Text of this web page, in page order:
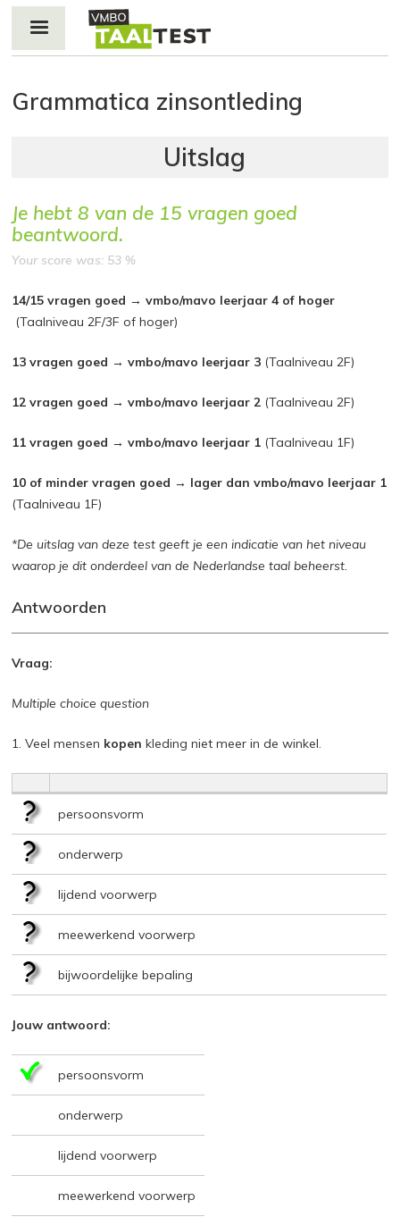
Grammatica zinsontleding
Je hebt8 van de 15 vragen goed
beantwoord.
Your score was: 53 %
14/15 vragen goed → vmbo/mavo leerjaar 4 of hoger
(Taalniveau 2F/3F of hoger)
13 vragen goed → vmbo/mavo leerjaar 3 (Taalniveau 2F)
12 vragen goed → vmbo/mavo leerjaar 2 (Taalniveau 2F)
11 vragen goed → vmbo/mavo leerjaar 1 (Taalniveau 1F)
10 of minder vragen goed → lager dan vmbo/mavo leerjaar 1
(Taalniveau 1F)
*De uitslag van deze test geeft je een indicatie van het niveau
waarop je dit onderdeel van de Nederlandse taal beheerst.
Antwoorden
Vraag:
Multiple choice question
1. Veel mensen kopen kleding niet meer in de winkel.
persoonsvorm
onderwerp
lijdend voorwerp
meewerkend voorwerp
bijwoordelijke bepaling
Jouw antwoord:
persoonsvorm
onderwerp
lijdend voorwerp
meewerkend voorwerp